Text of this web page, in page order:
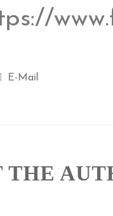
E-Mail
THE